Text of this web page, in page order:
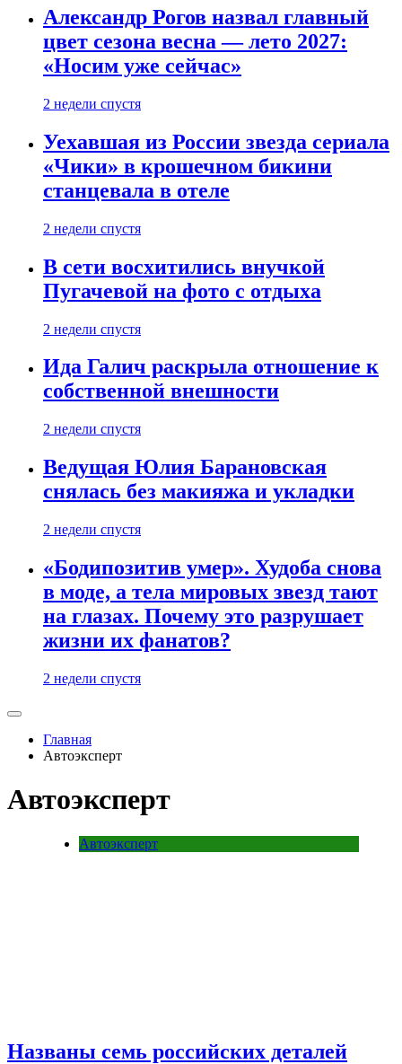
Александр Рогов назвал главный
цвет сезона весна — лето 2027:
«Носим уже сейчас»
2 недели спустя
Уехавшая из России звезда сериала
«Чики» в крошечном бикини
станцевала в отеле
2 недели спустя
В сети восхитились внучкой
Пугачевой на фото с отдыха
2 недели спустя
Ида Галич раскрыла отношение к
собственной внешности
2 недели спустя
Ведущая Юлия Барановская
снялась без макияжа и укладки
2 недели спустя
«Бодипозитив умер». Худоба снова
в моде, а тела мировых звезд тают
на глазах. Почему это разрушает
жизни их фанатов?
2 недели спустя
Главная
Автоэксперт
Автоэксперт
Автоэксперт
Названы семь российских деталей